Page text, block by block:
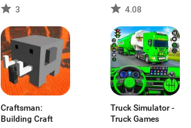
3
4.08
Craftsman:
Building Craft
Truck Simulator -
Truck Games